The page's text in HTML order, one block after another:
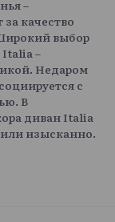
–
качество
выбор
Italia –
Недаром
с
В
диван Italia
изысканно.